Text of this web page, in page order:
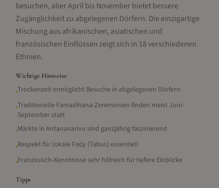
besuchen, aber April bis November bietet bessere
Zugänglichkeit zu abgelegenen Dörfern. Die einzigartige
Mischung aus afrikanischen, asiatischen und
französischen Einflüssen zeigt sich in 18 verschiedenen
Ethnien.
Wichtige Hinweise
•Trockenzeit ermöglicht Besuche in abgelegenen Dörfern
•Traditionelle Famadihana-Zeremonien finden meist Juni-
September statt
•Märkte in Antananarivo sind ganzjährig faszinierend
•Respekt für lokale Fady (Tabus) essentiell
•Französisch-Kenntnisse sehr hilfreich für tiefere Einblicke
Tipps